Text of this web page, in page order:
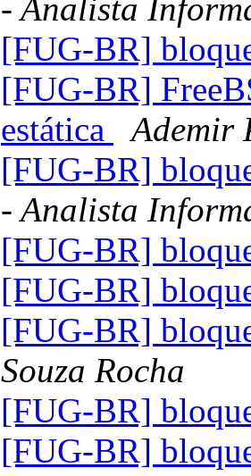
- Analista
[FUG-BR]
[FUG-BR]
estática
Ademir
[FUG-BR]
- Analista
[FUG-BR]
[FUG-BR]
[FUG-BR]
Souza Rocha
[FUG-BR]
[FUG-BR]